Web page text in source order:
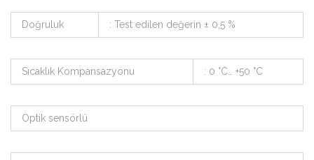
Doğruluk : Test edilen değerin ± 0,5 %
Sıcaklık Kompansazyonu : 0 °C… +50 °C
Optik sensörlü